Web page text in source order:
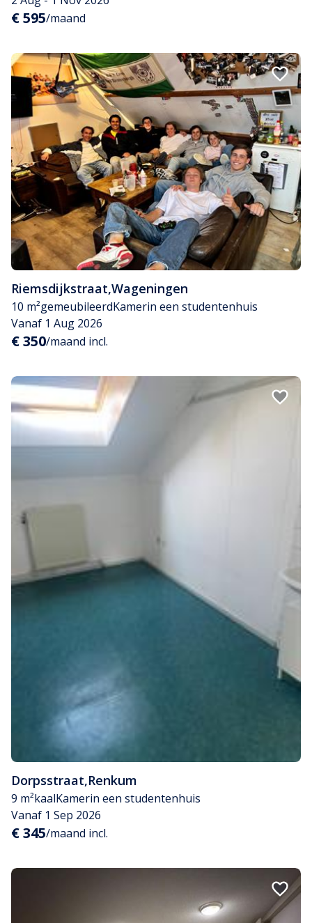
€ 595/maand
Riemsdijkstraat,Wageningen
10 m²gemeubileerdKamerin een studentenhuis
Vanaf 1 Aug 2026
€ 350/maand incl.
Dorpsstraat,Renkum
9 m²kaalKamerin een studentenhuis
Vanaf 1 Sep 2026
€ 345/maand incl.